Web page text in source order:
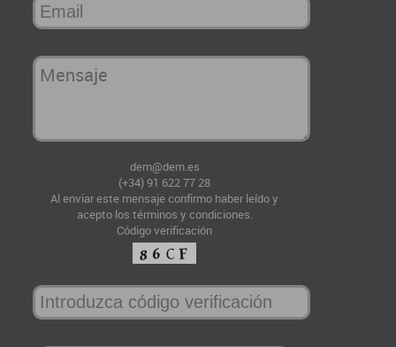
dem@dem.es
(+34) 91 622 77 28
Al enviar este mensaje confirmo haber leído y
acepto los términos y condiciones.
Código verificación